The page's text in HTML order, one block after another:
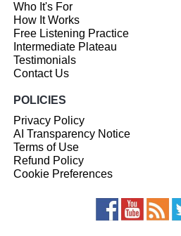
Who It's For
How It Works
Free Listening Practice
Intermediate Plateau
Testimonials
Contact Us
POLICIES
Privacy Policy
AI Transparency Notice
Terms of Use
Refund Policy
Cookie Preferences